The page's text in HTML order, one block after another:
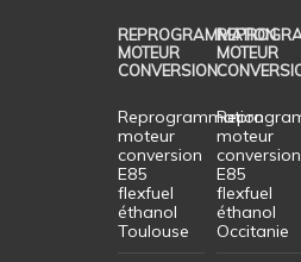
REPROGRAMMATION
MOTEUR
CONVERSION
Reprogrammation
moteur
conversion
E85
flexfuel
éthanol
Toulouse
MOTEUR
moteur
conversion
E85
flexfuel
éthanol
Occitanie